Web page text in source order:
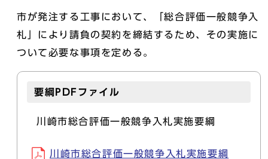
市が発注する工事において、「総合評価一般競争入
札」により請負の契約を締結するため、その実施に
ついて必要な事項を定める。
要綱PDFファイル
川崎市総合評価一般競争入札実施要綱
川崎市総合評価一般競争入札実施要綱